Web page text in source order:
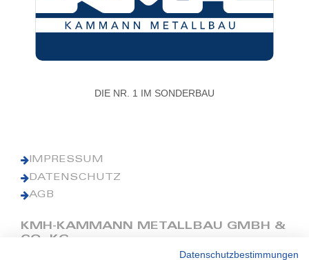
DIE NR. 1 IM SONDERBAU
IMPRESSUM
DATENSCHUTZ
AGB
KMH-KAMMANN METALLBAU GMBH &
CO. KG
Datenschutzbestimmungen